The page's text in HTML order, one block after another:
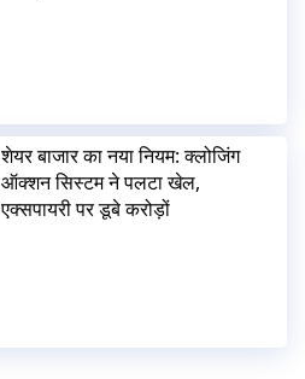
शेयर बाजार का नया नियम: क्लोजिंग
ऑक्शन सिस्टम ने पलटा खेल,
एक्सपायरी पर डूबे करोड़ों